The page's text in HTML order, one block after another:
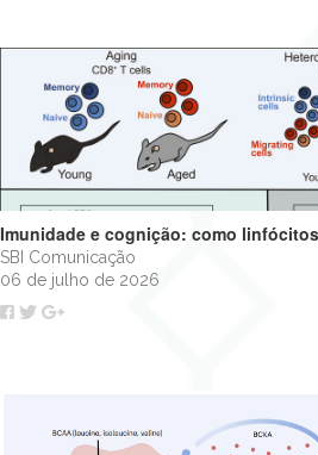
SBI Comunicação
06 de julho de 2026